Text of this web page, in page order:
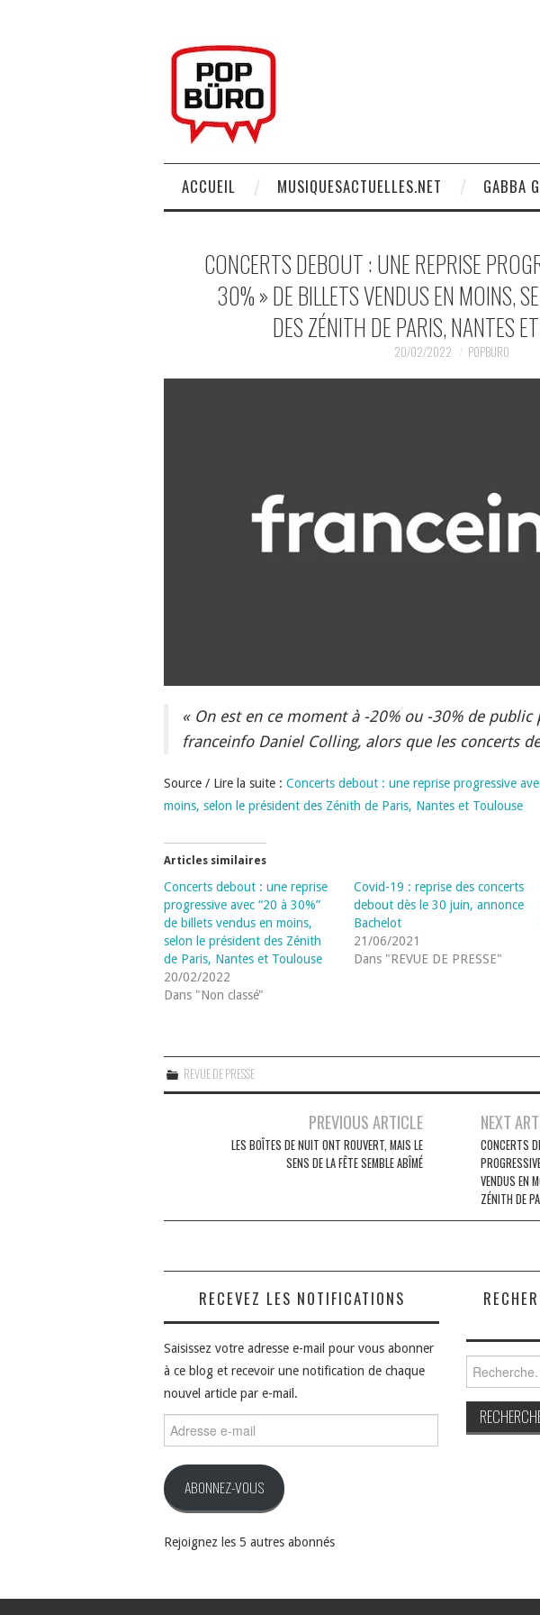
ACCUEIL MUSIQUESACTUELLES.NET GABBA
CONCERTS DEBOUT : UNE REPRISE
30% » DE BILLETS VENDUS EN MOINS,
DES ZÉNITH DE PARIS, NANTES
20/02/2022 POPBURO
« On est en ce moment à -20% ou -30% de
franceinfo Daniel Colling, alors que les concerts
Source / Lire la suite : Concerts debout : une reprise progressive
moins, selon le président des Zénith de Paris, Nantes et Toulouse
Articles similaires
Concerts debout : une reprise
progressive avec “20 à 30%”
de billets vendus en moins,
selon le président des Zénith
de Paris, Nantes et Toulouse
20/02/2022
Dans "Non classé"
Covid-19 : reprise des concerts
debout dès le 30 juin, annonce
Bachelot
21/06/2021
Dans "REVUE DE PRESSE"
REVUE DE PRESSE
PREVIOUS ARTICLE
LES BOÎTES DE NUIT ONT ROUVERT, MAIS LE
SENS DE LA FÊTE SEMBLE ABÎMÉ
NEXT
CONCERTS
VENDUS EN
ZÉNITH DE
RECEVEZ LES NOTIFICATIONS
Saisissez votre adresse e-mail pour vous abonner
à ce blog et recevoir une notification de chaque
nouvel article par e-mail.
e-
ABONNEZ-VOUS
Rejoignez les 5 autres abonnés